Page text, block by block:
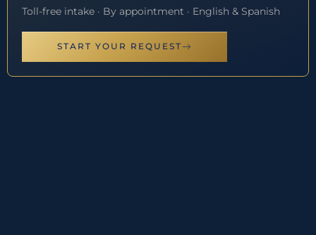
Toll-free intake · By appointment · English & Spanish
START YOUR REQUEST